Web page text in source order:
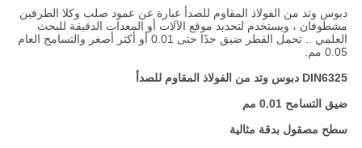
دبوس وتد من الفولاذ المقاوم للصدأ عبارة عن عمود صلب وكلا الطرفين
مشطوفان ، ويستخدم لتحديد موقع الآلات أو المعدات الدقيقة للبحث
العلمي .. تحمل القطر ضيق جدًا حتى 0.01 أو أكثر أصغر والتسامح العام
0.05 مم.
DIN6325 دبوس وتد من الفولاذ المقاوم للصدأ
ضيق التسامح 0.01 مم
سطح مصقول بدقة مثالية